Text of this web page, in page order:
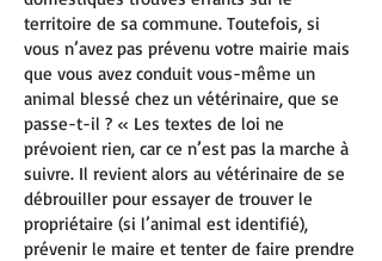
territoire de sa commune. Toutefois, si
vous n’avez pas prévenu votre mairie mais
que vous avez conduit vous-même un
animal blessé chez un vétérinaire, que se
passe-t-il ? « Les textes de loi ne
prévoient rien, car ce n’est pas la marche à
suivre. Il revient alors au vétérinaire de se
débrouiller pour essayer de trouver le
propriétaire (si l’animal est identifié),
prévenir le maire et tenter de faire prendre